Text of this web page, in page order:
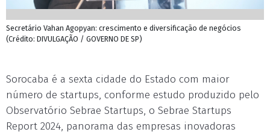
Secretário Vahan Agopyan: crescimento e diversificação de negócios
(Crédito: DIVULGAÇÃO / GOVERNO DE SP)
Sorocaba é a sexta cidade do Estado com maior
número de startups, conforme estudo produzido pelo
Observatório Sebrae Startups, o Sebrae Startups
Report 2024, panorama das empresas inovadoras